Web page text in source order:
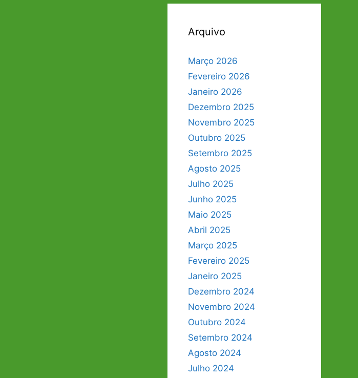
Arquivo
Março 2026
Fevereiro 2026
Janeiro 2026
Dezembro 2025
Novembro 2025
Outubro 2025
Setembro 2025
Agosto 2025
Julho 2025
Junho 2025
Maio 2025
Abril 2025
Março 2025
Fevereiro 2025
Janeiro 2025
Dezembro 2024
Novembro 2024
Outubro 2024
Setembro 2024
Agosto 2024
Julho 2024